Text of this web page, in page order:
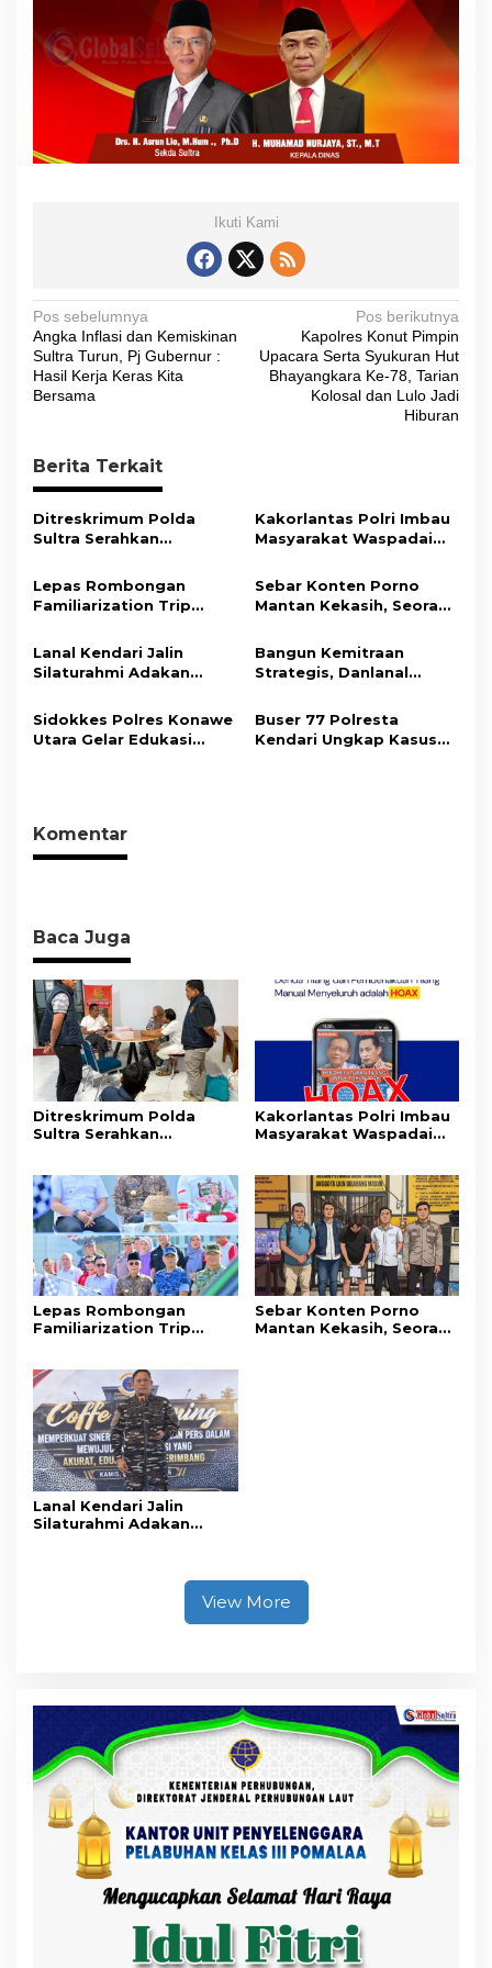
Ikuti Kami
N
a
v
a
s
i
o
Pos sebelumnya
Angka Inflasi dan Kemiskinan
Sultra Turun, Pj Gubernur :
Hasil Kerja Keras Kita
Bersama
Pos berikutnya
Kapolres Konut Pimpin
Upacara Serta Syukuran Hut
Bhayangkara Ke-78, Tarian
Kolosal dan Lulo Jadi
Hiburan
Berita Terkait
Ditreskrimum Polda
Sultra Serahkan
Bukti Kasus Dugaan
Penyelenggaraan
Perjalanan Ibadah Umrah
Kakorlantas Polri Imbau
Masyarakat Waspadai
Baru
Lepas Rombongan
Familiarization Trip
Promosikan Wisata dan
Gerakkan Ekonomi
Sebar Konten Porno
Mantan Kekasih, Seorang
Tahun Penjara
Lanal Kendari Jalin
Silaturahmi Adakan
Bersama Insan Pers.
Bangun Kemitraan
Strategis, Danlanal
Wujudkan Informasi
Objektif dan Berimbang
Sidokkes Polres Konawe
Utara Gelar Edukasi
Sehat
Buser 77 Polresta
Kendari Ungkap Kasus
Komentar
Baca Juga
Ditreskrimum Polda
Sultra Serahkan
Penyelenggaraan
Perjalanan Ibadah Umrah
Tanpa Izin ke Kejaksaan
Kakorlantas Polri Imbau
Masyarakat Waspadai
Lepas Rombongan
Familiarization Trip
Gerakkan Ekonomi
Daerah
Sebar Konten Porno
Mantan Kekasih, Seorang
Lanal Kendari Jalin
Silaturahmi Adakan
View More